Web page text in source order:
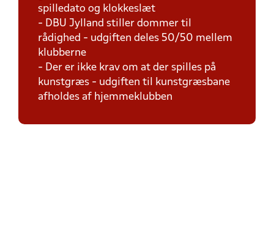
spilledato og klokkeslæt
- DBU Jylland stiller dommer til
rådighed - udgiften deles 50/50 mellem
klubberne
- Der er ikke krav om at der spilles på
kunstgræs - udgiften til kunstgræsbane
afholdes af hjemmeklubben